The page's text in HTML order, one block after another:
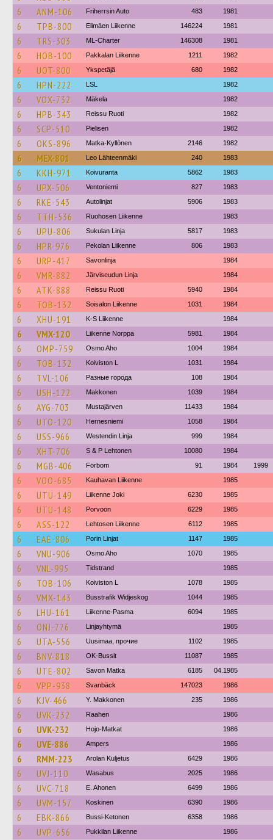
6 ANM-106 Friherrsin Auto 483 1981
6 TPB-800 Elimäen Liikenne 146224 1981
6 TRS-303 ML-Charter 146308 1981
6 HOB-100 Pakkalan Liikenne 1211 1982
6 UOT-800 Ykspetäjä 680 1982
6 HPN-222 LSL 1982
6 VOX-732 Mäkela 1982
6 HPB-343 Reissu Ruoti 1982
6 SCP-510 Pielisen 1982
6 OKS-896 Matka-Kyllönen 2146 1982
6 MEX-801 Leo Lähteenmäki 240 1983
6 KKH-971 Koivuranta 5862 1983
6 UPX-506 Ventoniemi 827 1983
6 RKE-543 Autolinjat 5906 1983
6 TTH-536 Ruohosen Liikenne 1983
6 UPU-806 Sukulan Linja 5817 1983
6 HPR-976 Pekolan Liikenne 806 1983
6 URP-417 Savonlinja 1984
6 VMR-882 Järviseudun Linja 1984
6 ATK-888 Reissu Ruoti 5940 1984
6 TOB-132 Soisalon Liikenne 1031 1984
6 XHU-191 K-S Liikenne 1984
6 VMX-120 Liikenne Norppa 5981 1984
6 OMP-759 Osmo Aho 1004 1984
6 TOB-132 Koiviston L 1031 1984
6 TVL-106 Разные города 108 1984
6 USH-122 Makkonen 1039 1984
6 AYG-703 Mustajärven 11433 1984
6 UTO-120 Hernesniemi 1058 1984
6 USS-966 Westendin Linja 999 1984
6 XHT-706 S & P Lehtonen 10080 1984
6 MGB-406 Förbom 91 1984 1999
6 VOO-685 Kauhavan Liikenne 1985
6 UTU-149 Liikenne Joki 6230 1985
6 UTU-148 Porvoon 6229 1985
6 ASS-122 Lehtosen Liikenne 6112 1985
6 EAE-806 Porin Linjat 1147 1985
6 VNU-906 Osmo Aho 1070 1985
6 VNL-995 Tidstrand 1985
6 TOB-106 Koiviston L 1078 1985
6 VMX-143 Busstrafik Widjeskog 1044 1985
6 LHU-161 Liikenne-Pasma 6094 1985
6 ONJ-776 Linjayhtymä 1985
6 UTA-556 Uusimaa, прочие 1102 1985
6 BNV-818 OK-Bussit 11087 1985
6 UTE-802 Savon Matka 6185 04.1985
6 VPP-938 Svanbäck 147023 1986
6 KJV-466 Y. Makkonen 235 1986
6 UVK-232 Raahen 1986
6 UVK-232 Hojo-Matkat 1986
6 UVE-886 Ampers 1986
6 RMM-223 Arolan Kuljetus 6429 1986
6 UVJ-110 Wasabus 2025 1986
6 UVC-718 E. Ahonen 6499 1986
6 UVM-157 Koskinen 6390 1986
6 EBK-866 Bussi-Ketonen 6358 1986
6 UVP-656 Pukkilan Liikenne 1986